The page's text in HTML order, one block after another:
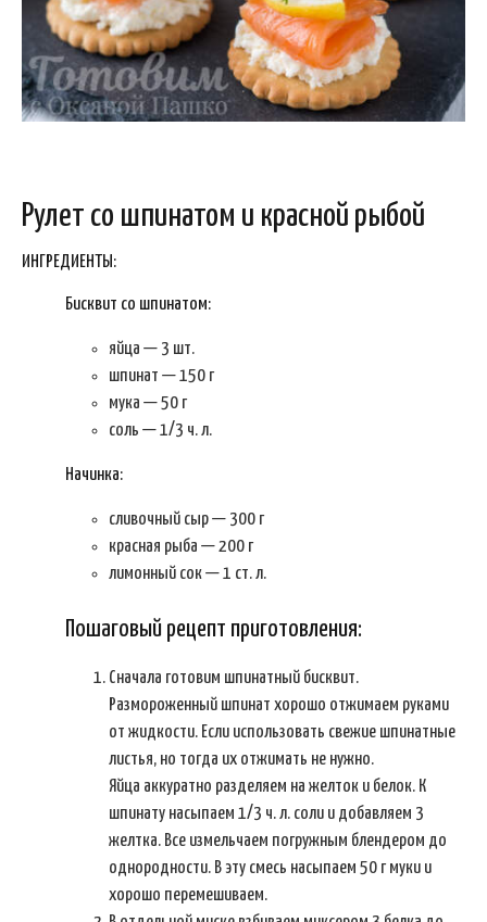
Рулет со шпинатом и красной рыбой
ИНГРЕДИЕНТЫ:
Бисквит со шпинатом:
яйца — 3 шт.
шпинат — 150 г
мука — 50 г
соль — 1/3 ч. л.
Начинка:
сливочный сыр — 300 г
красная рыба — 200 г
лимонный сок — 1 ст. л.
Пошаговый рецепт приготовления:
Сначала готовим шпинатный бисквит.
Размороженный шпинат хорошо отжимаем руками
от жидкости. Если использовать свежие шпинатные
листья, но тогда их отжимать не нужно.
Яйца аккуратно разделяем на желток и белок. К
шпинату насыпаем 1/3 ч. л. соли и добавляем 3
желтка. Все измельчаем погружным блендером до
однородности. В эту смесь насыпаем 50 г муки и
хорошо перемешиваем.